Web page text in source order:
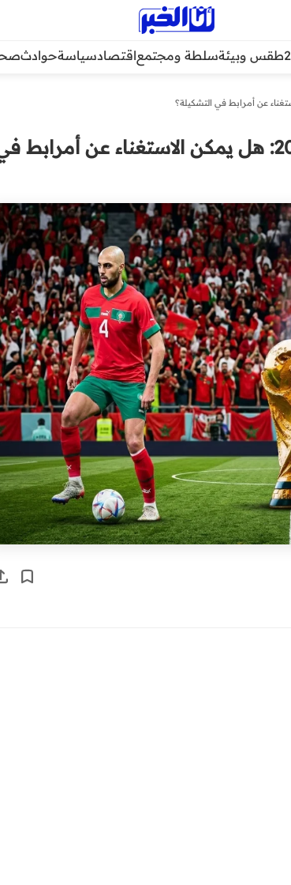
طقس وبيئةسلطة ومجتمعاقتصادسياسةحوادث
المنتخب المغربي ومونديال 2026: هل يمكن الاستغناء عن أمرابط